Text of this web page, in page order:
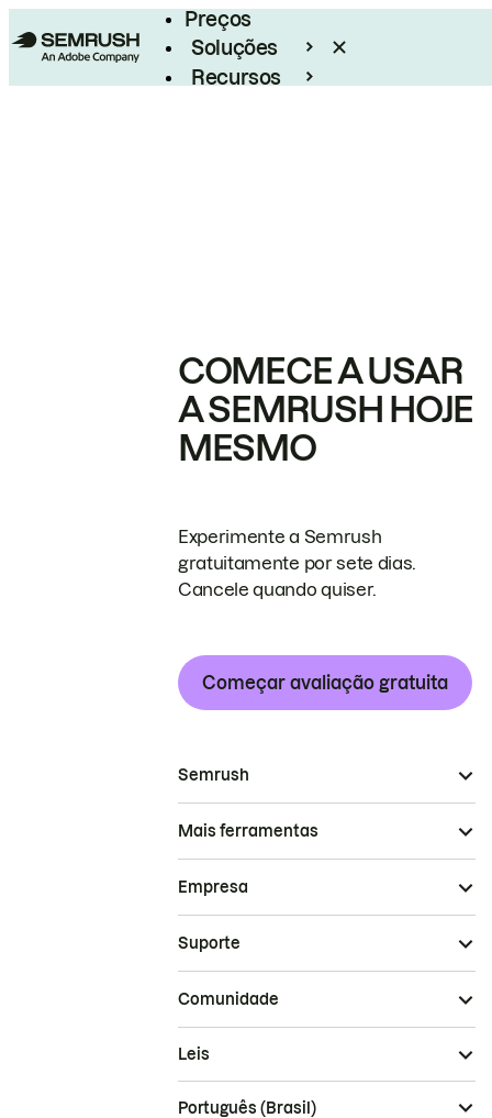
Preços
Soluções
Recursos
COMECE A USAR
A SEMRUSH HOJE
MESMO
Experimente a Semrush
gratuitamente por sete dias.
Cancele quando quiser.
Começar avaliação gratuita
Semrush
Mais ferramentas
Empresa
Suporte
Comunidade
Leis
Português (Brasil)